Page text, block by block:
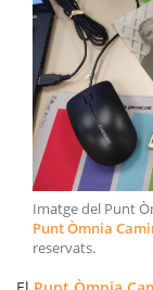
Imatge del Punt
Punt Òmnia
reservats.